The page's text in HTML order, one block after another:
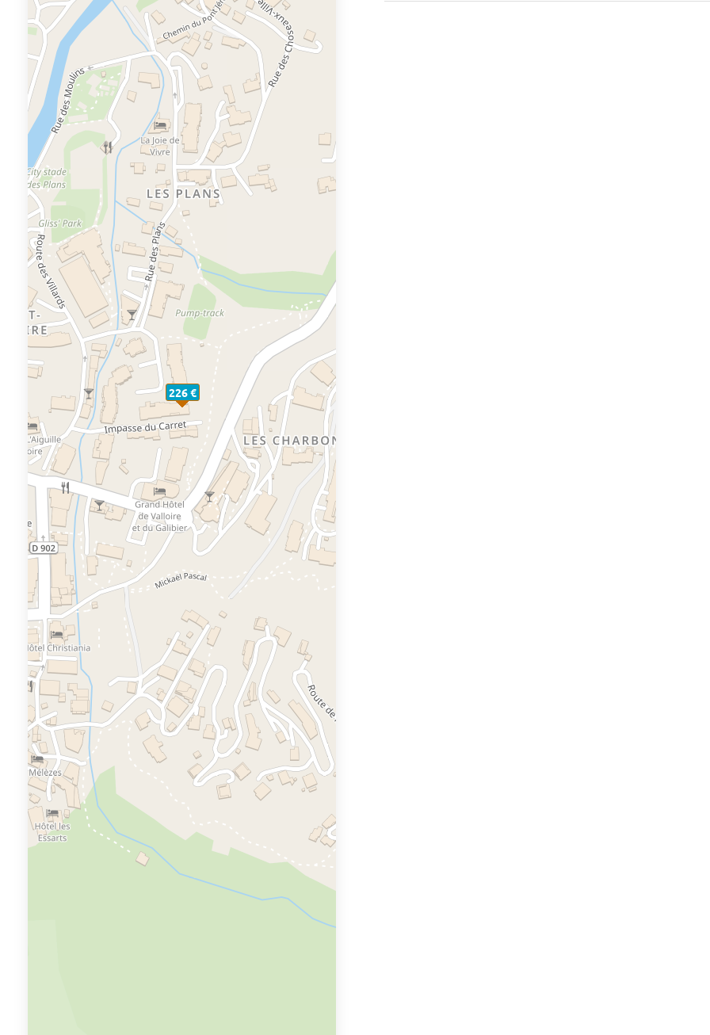
226 €